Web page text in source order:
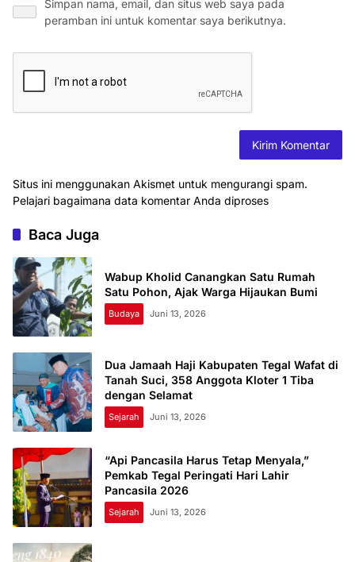
Simpan nama, email, dan situs web saya pada
peramban ini untuk komentar saya berikutnya.
Situs ini menggunakan Akismet untuk mengurangi spam.
Pelajari bagaimana data komentar Anda diproses
Baca Juga
Wabup Kholid Canangkan Satu Rumah
Satu Pohon, Ajak Warga Hijaukan Bumi
Budaya Juni 13, 2026
Dua Jamaah Haji Kabupaten Tegal Wafat di
Tanah Suci, 358 Anggota Kloter 1 Tiba
dengan Selamat
Sejarah Juni 13, 2026
“Api Pancasila Harus Tetap Menyala,”
Pemkab Tegal Peringati Hari Lahir
Pancasila 2026
Sejarah Juni 13, 2026